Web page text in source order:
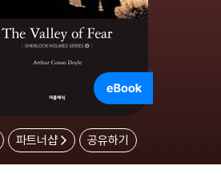
파트너샵 공유하기